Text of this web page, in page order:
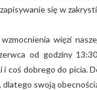
się w
więzi
od godziny
i coś dobrego do picia.
swoją